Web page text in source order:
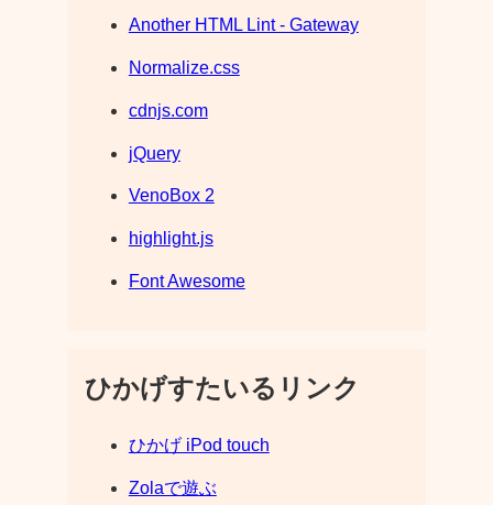
Another HTML Lint - Gateway
Normalize.css
cdnjs.com
jQuery
VenoBox 2
highlight.js
Font Awesome
ひかげすたいるリンク
ひかげ iPod touch
Zolaで遊ぶ